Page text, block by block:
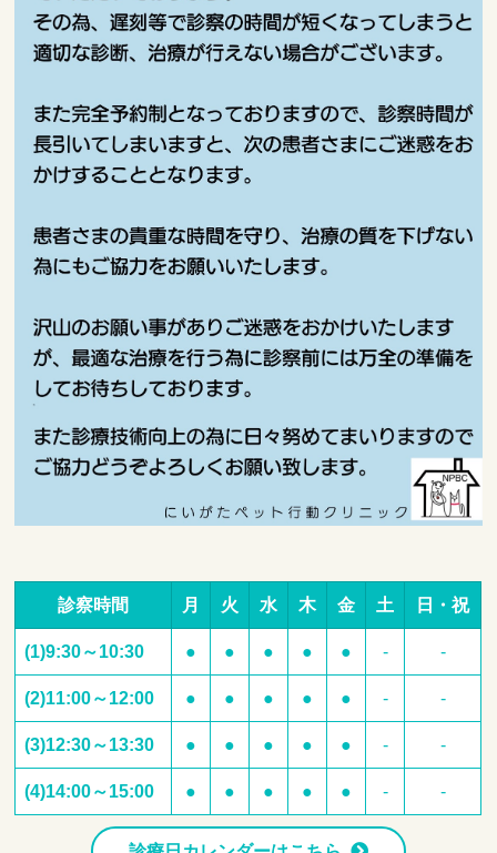
診察時間 月 火 水 木 金 土 日・祝
(1)9:30～10:30 ● ● ● ● ● - -
(2)11:00～12:00 ● ● ● ● ● - -
(3)12:30～13:30 ● ● ● ● ● - -
(4)14:00～15:00 ● ● ● ● ● - -